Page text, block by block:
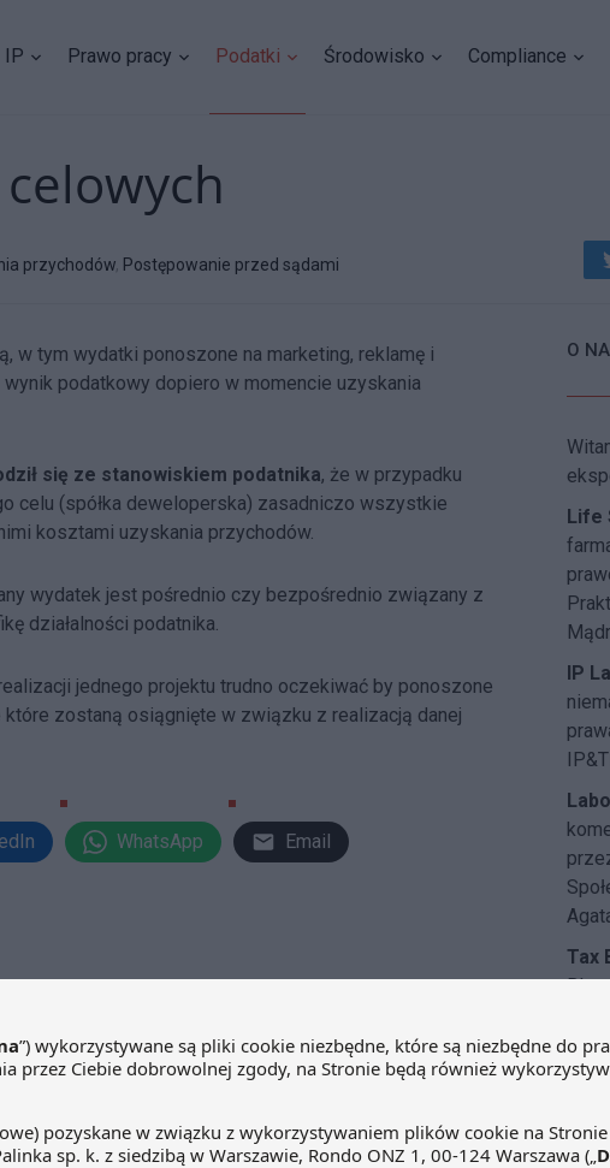
IP Prawo pracy Podatki Środowisko Compliance
przychodów, Postępowanie przed sądami
w tym wydatki ponoszone na marketing, reklamę i
podatkowy dopiero w momencie uzyskania
się ze stanowiskiem podatnika, że w przypadku
celu (spółka deweloperska) zasadniczo wszystkie
kosztami uzyskania przychodów.
wydatek jest pośrednio czy bezpośrednio związany z
działalności podatnika.
jednego projektu trudno oczekiwać by ponoszone
zostaną osiągnięte w związku z realizacją danej
WhatsApp Email
kosztem
w
2013 r., sygn. akt
Wydatki na reprezentację a koszt
Czy koszt biznesowego lunchu
powinno zaliczyć się do kosztów
O
Life
IP
Tax
Blog
DZP